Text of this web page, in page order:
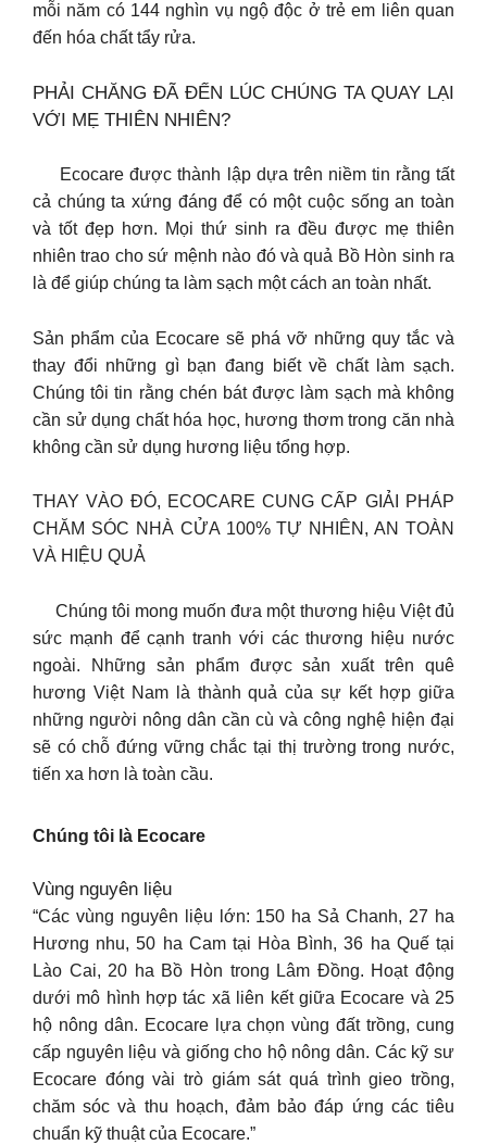
mỗi năm có 144 nghìn vụ ngộ độc ở trẻ em liên quan
đến hóa chất tẩy rửa.
PHẢI CHĂNG ĐÃ ĐẾN LÚC CHÚNG TA QUAY LẠI
VỚI MẸ THIÊN NHIÊN?
Ecocare được thành lập dựa trên niềm tin rằng tất
cả chúng ta xứng đáng để có một cuộc sống an toàn
và tốt đẹp hơn. Mọi thứ sinh ra đều được mẹ thiên
nhiên trao cho sứ mệnh nào đó và quả Bồ Hòn sinh ra
là để giúp chúng ta làm sạch một cách an toàn nhất.
Sản phẩm của Ecocare sẽ phá vỡ những quy tắc và
thay đổi những gì bạn đang biết về chất làm sạch.
Chúng tôi tin rằng chén bát được làm sạch mà không
cần sử dụng chất hóa học, hương thơm trong căn nhà
không cần sử dụng hương liệu tổng hợp.
THAY VÀO ĐÓ, ECOCARE CUNG CẤP GIẢI PHÁP
CHĂM SÓC NHÀ CỬA 100% TỰ NHIÊN, AN TOÀN
VÀ HIỆU QUẢ
Chúng tôi mong muốn đưa một thương hiệu Việt đủ
sức mạnh để cạnh tranh với các thương hiệu nước
ngoài. Những sản phẩm được sản xuất trên quê
hương Việt Nam là thành quả của sự kết hợp giữa
những người nông dân cần cù và công nghệ hiện đại
sẽ có chỗ đứng vững chắc tại thị trường trong nước,
tiến xa hơn là toàn cầu.
Chúng tôi là Ecocare
Vùng nguyên liệu
“Các vùng nguyên liệu lớn: 150 ha Sả Chanh, 27 ha
Hương nhu, 50 ha Cam tại Hòa Bình, 36 ha Quế tại
Lào Cai, 20 ha Bồ Hòn trong Lâm Đồng. Hoạt động
dưới mô hình hợp tác xã liên kết giữa Ecocare và 25
hộ nông dân. Ecocare lựa chọn vùng đất trồng, cung
cấp nguyên liệu và giống cho hộ nông dân. Các kỹ sư
Ecocare đóng vài trò giám sát quá trình gieo trồng,
chăm sóc và thu hoạch, đảm bảo đáp ứng các tiêu
chuẩn kỹ thuật của Ecocare.”